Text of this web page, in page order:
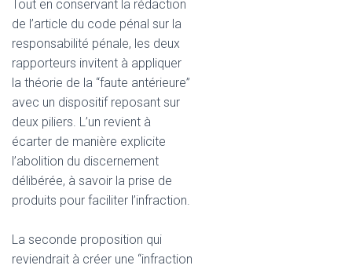
Tout en conservant la rédaction
de l’article du code pénal sur la
responsabilité pénale, les deux
rapporteurs invitent à appliquer
la théorie de la “faute antérieure”
avec un dispositif reposant sur
deux piliers. L’un revient à
écarter de manière explicite
l’abolition du discernement
délibérée, à savoir la prise de
produits pour faciliter l’infraction.
La seconde proposition qui
reviendrait à créer une “infraction